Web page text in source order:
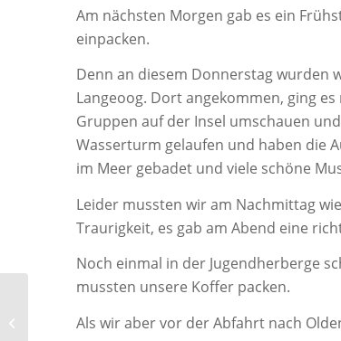
Am nächsten Morgen gab es ein
einpacken.
Denn an diesem Donnerstag wurden
Langeoog. Dort angekommen, ging
Gruppen auf der Insel umschauen
Wasserturm gelaufen und haben die
im Meer gebadet und viele schöne
Leider mussten wir am Nachmittag
Traurigkeit, es gab am Abend eine
Noch einmal in der Jugendherberge
mussten unsere Koffer packen.
Als wir aber vor der Abfahrt nach
Fahrradturnier 2026